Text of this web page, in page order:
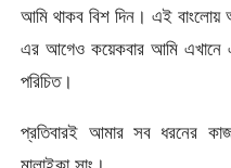
আমি থাকব বিশ দিন। এই
এর আগেও কয়েকবার আমি এখানে
পরিচিত।
প্রতিবারই আমার সব ধরনের